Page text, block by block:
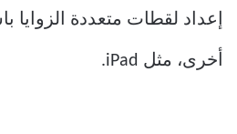
أخرى، مثل iPad.